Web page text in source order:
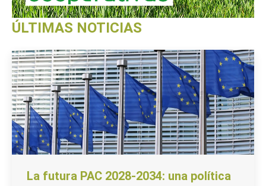
ÚLTIMAS NOTICIAS
La futura PAC 2028-2034: una política